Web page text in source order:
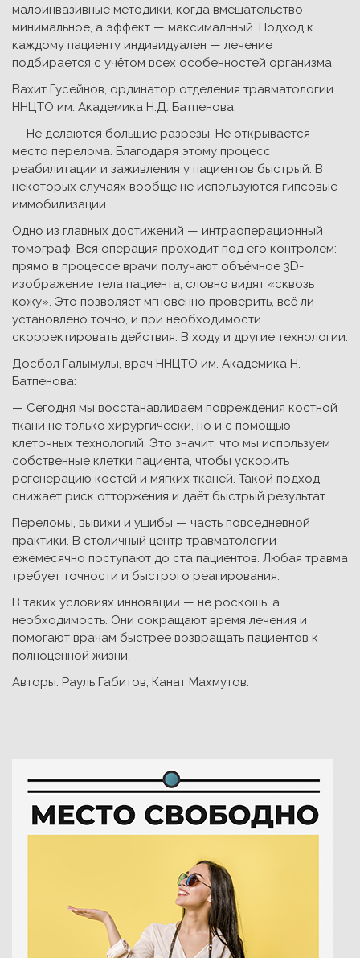
малоинвазивные методики, когда вмешательство
минимальное, а эффект — максимальный. Подход к
каждому пациенту индивидуален — лечение
подбирается с учётом всех особенностей организма.
Вахит Гусейнов, ординатор отделения травматологии
ННЦТО им. Академика Н.Д. Батпенова:
— Не делаются большие разрезы. Не открывается
место перелома. Благодаря этому процесс
реабилитации и заживления у пациентов быстрый. В
некоторых случаях вообще не используются гипсовые
иммобилизации.
Одно из главных достижений — интраоперационный
томограф. Вся операция проходит под его контролем:
прямо в процессе врачи получают объёмное 3D-
изображение тела пациента, словно видят «сквозь
кожу». Это позволяет мгновенно проверить, всё ли
установлено точно, и при необходимости
скорректировать действия. В ходу и другие технологии.
Досбол Галымулы, врач ННЦТО им. Академика Н.
Батпенова:
— Сегодня мы восстанавливаем повреждения костной
ткани не только хирургически, но и с помощью
клеточных технологий. Это значит, что мы используем
собственные клетки пациента, чтобы ускорить
регенерацию костей и мягких тканей. Такой подход
снижает риск отторжения и даёт быстрый результат.
Переломы, вывихи и ушибы — часть повседневной
практики. В столичный центр травматологии
ежемесячно поступают до ста пациентов. Любая травма
требует точности и быстрого реагирования.
В таких условиях инновации — не роскошь, а
необходимость. Они сокращают время лечения и
помогают врачам быстрее возвращать пациентов к
полноценной жизни.
Авторы: Рауль Габитов, Канат Махмутов.